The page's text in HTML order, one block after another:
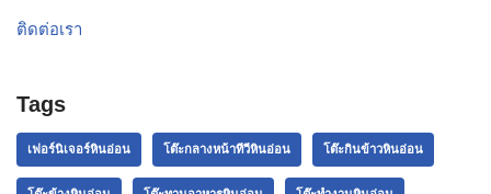
ติดต่อเรา
Tags
เฟอร์นิเจอร์หินอ่อน โต๊ะกลางหน้าทีวีหินอ่อน โต๊ะกินข้าวหินอ่อน